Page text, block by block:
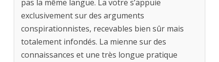
pas la même langue. La votre s’appuie
exclusivement sur des arguments
conspirationnistes, recevables bien sûr mais
totalement infondés. La mienne sur des
connaissances et une très longue pratique